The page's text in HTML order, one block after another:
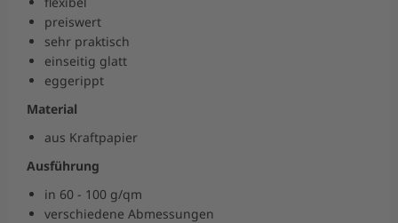
preiswert
sehr praktisch
einseitig glatt
eggerippt
Material
aus Kraftpapier
Ausführung
in 60 - 100 g/qm
verschiedene Abmessungen